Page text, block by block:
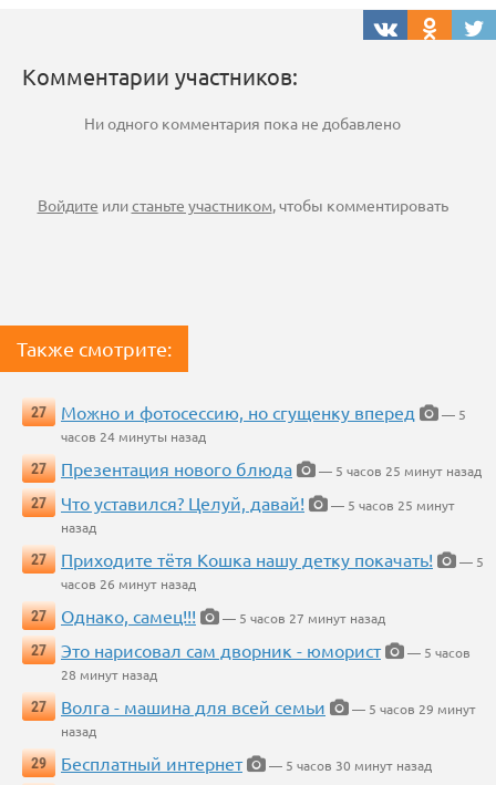
Комментарии участников:
Ни одного комментария пока не добавлено
Войдите илистаньте участником, чтобы комментировать
Также смотрите:
27 Можно и фотосессию, но сгущенку вперед
— 5
часов 24 минуты назад
27
Презентация нового блюда
— 5 часов 25 минут назад
27
Что уставился? Целуй, давай!
— 5 часов 25 минут
назад
27
Приходите тётя Кошка нашу детку покачать!
— 5
часов 26 минут назад
27
Однако, самец!!!
— 5 часов 27 минут назад
27
Это нарисовал сам дворник - юморист
— 5 часов
28 минут назад
27
Волга - машина для всей семьи
— 5 часов 29 минут
назад
29
Бесплатный интернет
— 5 часов 30 минут назад